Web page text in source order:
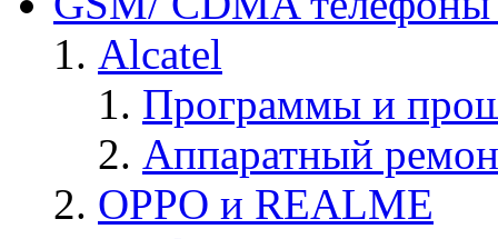
Alcatel
Программы и
Аппаратный
OPPO и REALME